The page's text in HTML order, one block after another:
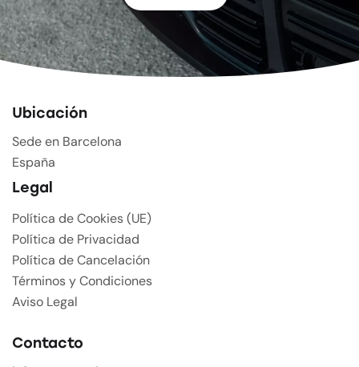
Ubicación
Sede en Barcelona
España
Legal
Política de Cookies (UE)
Política de Privacidad
Política de Cancelación
Términos y Condiciones
Aviso Legal
Contacto